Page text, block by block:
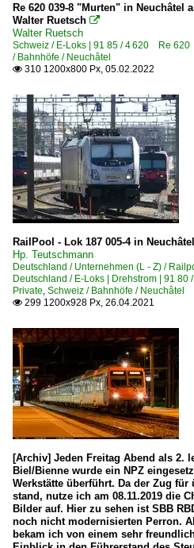
Re 620 039-8 "Murten" in Neuchâtel
Walter Ruetsch 
Walter Ruetsch
Schweiz / E-Loks | 91 85 / 4 620 Re
/ Bahnhöfe / Neuchâtel
 310 1200x800 Px, 05.02.2022
RailPool - Lok 187 005-4 in
Hp. Teutschmann
Deutschland / Unternehmen (L - Z) /
Deutschland / E-Loks | Drehstrom | 91
Private, Schweiz / Bahnhöfe / Neuchâtel
 299 1200x928 Px, 26.04.2021
[Archiv] Jeden Freitag Abend als 2.
Biel/Bienne wurde ein NPZ
Werkstätte überführt. Da der Zug
stand, nutze ich am 08.11.2019 die
Bilder auf. Hier zu sehen ist SBB
noch nicht modernisierten Perron.
bekam ich von einem sehr